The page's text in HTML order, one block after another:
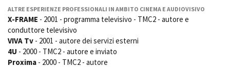
LOCATION GUIDE
FILM DATABASE
BOOK DATABASE
Newsletter
Lavora con noi
Lavoro
ALTRE ESPERIENZE PROFESSIONALI IN AMBITO CINEMA E AUDIOVISIVO
X-FRAME - 2001 - programma televisivo - TMC2 - autore e
conduttore televisivo
VIVA Tv - 2001 - autore dei servizi esterni
4U - 2000 - TMC2 - autore e inviato
Proxima - 2000 - TMC2 - autore